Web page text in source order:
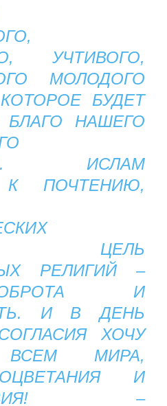
УЧТИВОГО,
МОЛОДОГО
БУДЕТ
НАШЕГО
ИСЛАМ
К ПОЧТЕНИЮ,
ЦЕЛЬ
РЕЛИГИЙ –
И
И В ДЕНЬ
ХОЧУ
ВСЕМ МИРА,
И
–